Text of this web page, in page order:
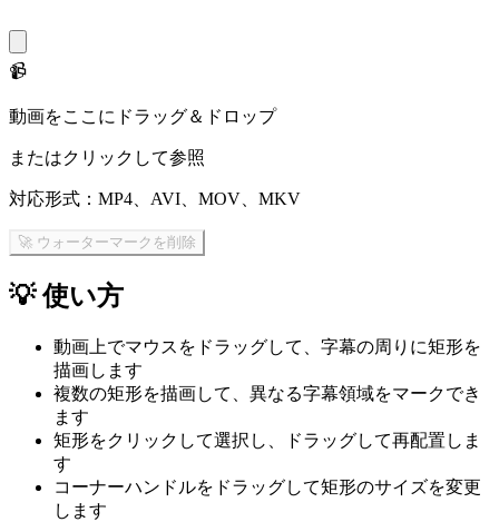
📹
動画をここにドラッグ＆ドロップ
またはクリックして参照
対応形式：MP4、AVI、MOV、MKV
🚀 ウォーターマークを削除
💡使い方
動画上でマウスをドラッグして、字幕の周りに矩形を
描画します
複数の矩形を描画して、異なる字幕領域をマークでき
ます
矩形をクリックして選択し、ドラッグして再配置しま
す
コーナーハンドルをドラッグして矩形のサイズを変更
します